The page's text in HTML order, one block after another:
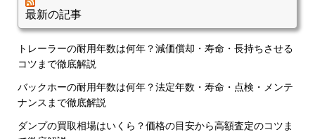
最新の記事
トレーラーの耐用年数は何年？減価償却・寿命・長持ちさせる
コツまで徹底解説
バックホーの耐用年数は何年？法定年数・寿命・点検・メンテ
ナンスまで徹底解説
ダンプの買取相場はいくら？価格の目安から高額査定のコツま